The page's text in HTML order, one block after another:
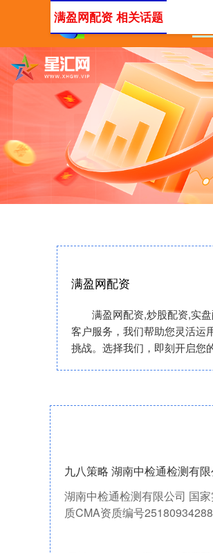
满盈网配资
满盈网配资,炒股配资,实
客户服务，我们帮助您灵活运
挑战。选择我们，即刻开启您
满盈网配资 相关话题
九八策略 湖南中检通检测有
湖南中检通检测有限公司 国
质CMA资质编号